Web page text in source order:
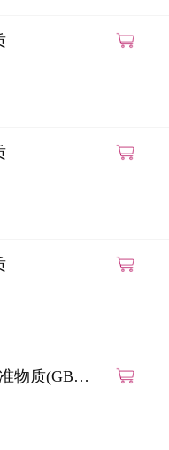
物质(GB
法)